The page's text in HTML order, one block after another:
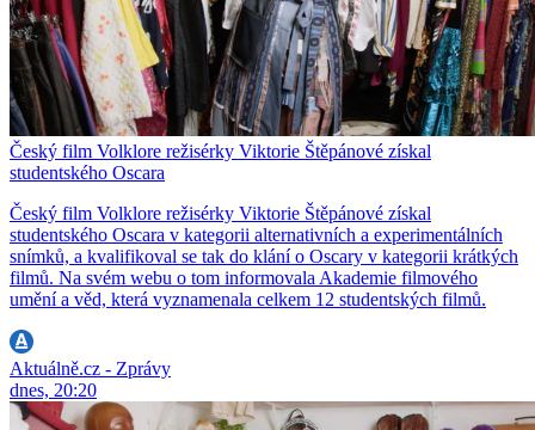
Český film Volklore režisérky Viktorie Štěpánové získal
studentského Oscara
Český film Volklore režisérky Viktorie Štěpánové získal
studentského Oscara v kategorii alternativních a experimentálních
snímků, a kvalifikoval se tak do klání o Oscary v kategorii krátkých
filmů. Na svém webu o tom informovala Akademie filmového
umění a věd, která vyznamenala celkem 12 studentských filmů.
Aktuálně.cz - Zprávy
dnes, 20:20